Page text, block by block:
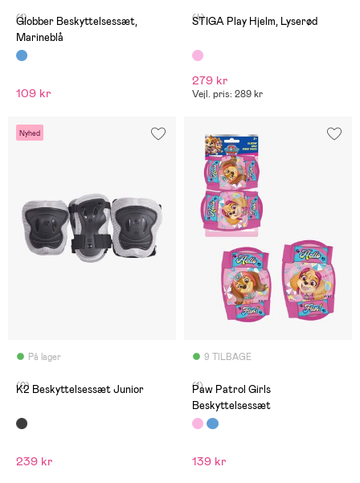
(1)
Globber Beskyttelsessæt,
Marineblå
109 kr
(4)
STIGA Play Hjelm, Lyserød
279 kr
Vejl. pris: 289 kr
Nyhed
På lager
(0)
K2 Beskyttelsessæt Junior
239 kr
9 TILBAGE
(1)
Paw Patrol Girls
Beskyttelsessæt
139 kr